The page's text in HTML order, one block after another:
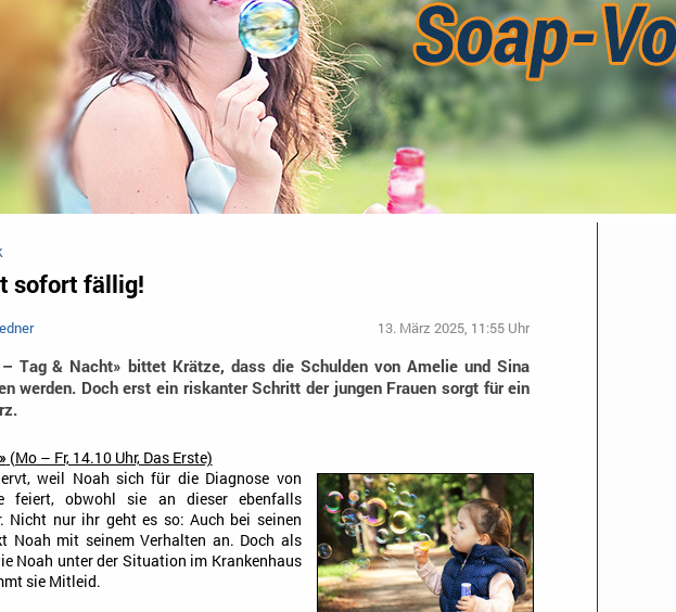
sofort fällig!
13. März 2025, 11:55 Uhr
Tag & Nacht» bittet Krätze, dass die Schulden von Amelie und Sina
werden. Doch erst ein riskanter Schritt der jungen Frauen sorgt für ein
(Mo – Fr, 14.10 Uhr, Das Erste)
weil Noah sich für die Diagnose von
feiert, obwohl sie an dieser ebenfalls
Nicht nur ihr geht es so: Auch bei seinen
Noah mit seinem Verhalten an. Doch als
Noah unter der Situation im Krankenhaus
sie Mitleid.